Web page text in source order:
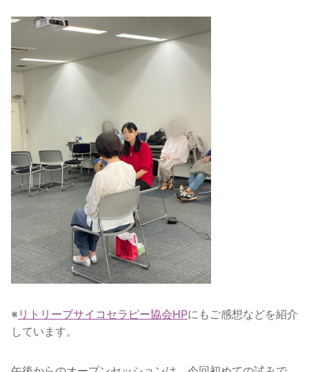
※リトリーブサイコセラピー協会HPにもご感想などを紹介
しています。